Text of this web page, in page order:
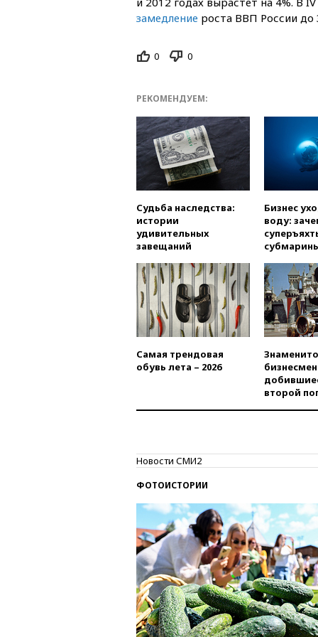
замедление роста ВВП России до
0 0
РЕКОМЕНДУЕМ:
Судьба наследства:
истории
удивительных
завещаний
Бизнес
воду:
Самая трендовая
обувь лета – 2026
второй
Новости СМИ2
ФОТОИСТОРИИ